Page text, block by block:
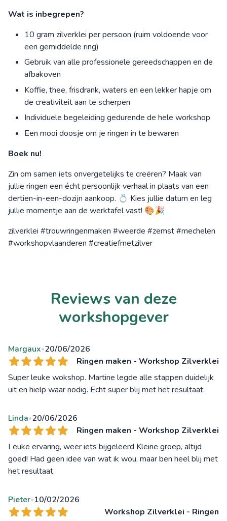
Wat is inbegrepen?
10 gram zilverklei per persoon (ruim voldoende voor
een gemiddelde ring)
Gebruik van alle professionele gereedschappen en de
afbakoven
Koffie, thee, frisdrank, waters en een lekker hapje om
de creativiteit aan te scherpen
Individuele begeleiding gedurende de hele workshop
Een mooi doosje om je ringen in te bewaren
Boek nu!
Zin om samen iets onvergetelijks te creëren? Maak van
jullie ringen een écht persoonlijk verhaal in plaats van een
dertien-in-een-dozijn aankoop. 💍 Kies jullie datum en leg
jullie momentje aan de werktafel vast! 🎨🎉
zilverklei #trouwringenmaken #weerde #zemst #mechelen
#workshopvlaanderen #creatiefmetzilver
Reviews van deze
workshopgever
Margaux•20/06/2026
Ringen maken - Workshop Zilverklei
Super leuke wokshop. Martine legde alle stappen duidelijk
uit en hielp waar nodig. Echt super blij met het resultaat.
Linda•20/06/2026
Ringen maken - Workshop Zilverklei
Leuke ervaring, weer iets bijgeleerd Kleine groep, altijd
goed! Had geen idee van wat ik wou, maar ben heel blij met
het resultaat
Pieter•10/02/2026
Workshop Zilverklei - Ringen